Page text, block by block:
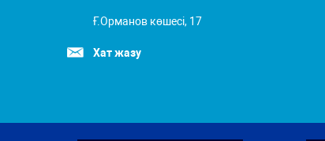
Ғ.Орманов көшесі, 17
Хат жазу